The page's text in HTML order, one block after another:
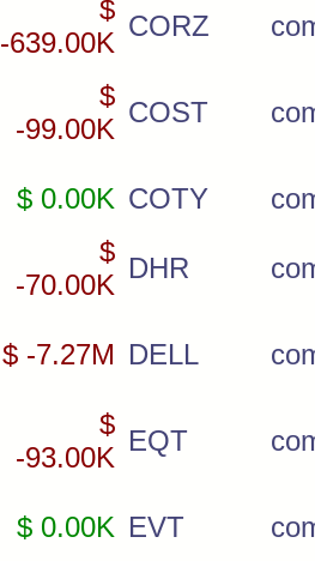
$
-639.00K
CORZ
$
-99.00K
COST
$ 0.00K COTY
$
-70.00K
DHR
$ -7.27M DELL
$
-93.00K
EQT
$ 0.00K EVT